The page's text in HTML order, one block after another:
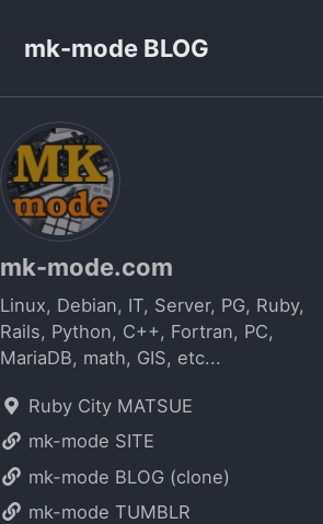
mk-mode BLOG
mk-mode.com
Linux, Debian, IT, Server, PG, Ruby,
Rails, Python, C++, Fortran, PC,
MariaDB, math, GIS, etc...
Ruby City MATSUE
mk-mode SITE
mk-mode BLOG (clone)
mk-mode TUMBLR